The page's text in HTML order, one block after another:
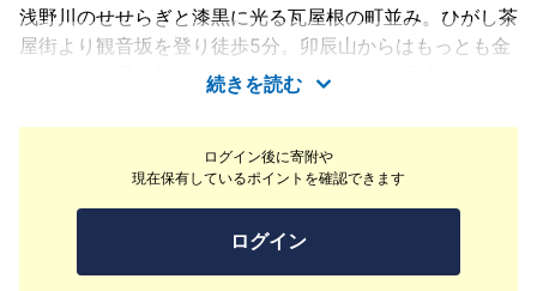
ログイン後に寄附や
現在保有しているポイントを確認できます
ログイン
浅野川のせせらぎと漆黒に光る瓦屋根の町並み。ひがし茶
屋街より観音坂を登り徒歩5分。卯辰山からはもっとも金
沢らしい風景を望むことができます。その卯辰山の中腹に
松魚亭があります。日本海の幸と旬の食材を盛り込んだ会
席料理がおすすめです。
続きを読む